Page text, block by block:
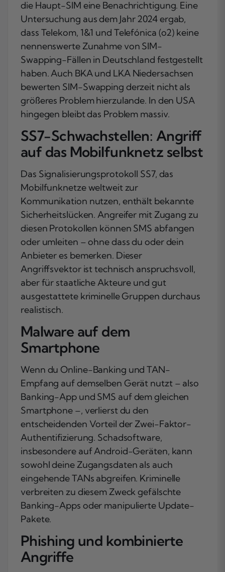
die Haupt-SIM eine Benachrichtigung. Eine
Untersuchung aus dem Jahr 2024 ergab,
dass Telekom, 1&1 und Telefónica (o2) keine
nennenswerte Zunahme von SIM-
Swapping-Fällen in Deutschland festgestellt
haben. Auch BKA und LKA Niedersachsen
bewerten SIM-Swapping derzeit nicht als
größeres Problem hierzulande. In den USA
hingegen bleibt das Problem massiv.
SS7-Schwachstellen: Angriff
auf das Mobilfunknetz selbst
Das Signalisierungsprotokoll SS7, das
Mobilfunknetze weltweit zur
Kommunikation nutzen, enthält bekannte
Sicherheitslücken. Angreifer mit Zugang zu
diesen Protokollen können SMS abfangen
oder umleiten – ohne dass du oder dein
Anbieter es bemerken. Dieser
Angriffsvektor ist technisch anspruchsvoll,
aber für staatliche Akteure und gut
ausgestattete kriminelle Gruppen durchaus
realistisch.
Malware auf dem
Smartphone
Wenn du Online-Banking und TAN-
Empfang auf demselben Gerät nutzt – also
Banking-App und SMS auf dem gleichen
Smartphone –, verlierst du den
entscheidenden Vorteil der Zwei-Faktor-
Authentifizierung. Schadsoftware,
insbesondere auf Android-Geräten, kann
sowohl deine Zugangsdaten als auch
eingehende TANs abgreifen. Kriminelle
verbreiten zu diesem Zweck gefälschte
Banking-Apps oder manipulierte Update-
Pakete.
Phishing und kombinierte
Angriffe